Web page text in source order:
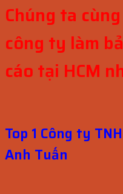
Chúng ta
công ty làm
cáo tại HCM
Top 1 Công ty
Anh Tuấn